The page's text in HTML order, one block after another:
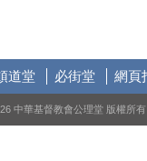
道堂 必街堂 網頁
中華基督教會公理堂 版權所